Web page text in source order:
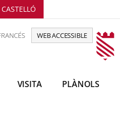
WEB ACCESSIBLE
VISITA PLÀNOLS